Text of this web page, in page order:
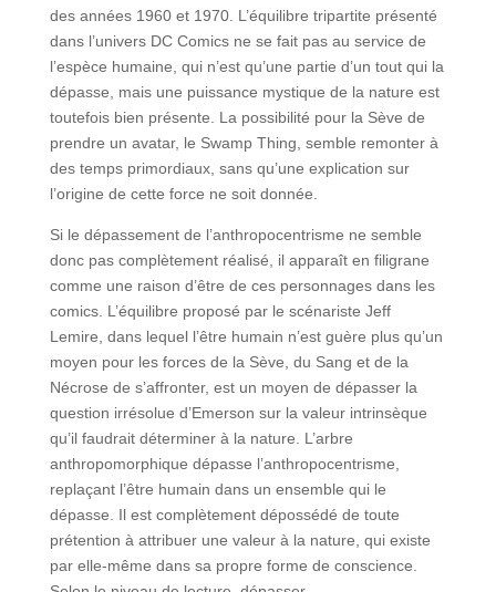
des années 1960 et 1970. L’équilibre tripartite présenté
dans l’univers DC Comics ne se fait pas au service de
l’espèce humaine, qui n’est qu’une partie d’un tout qui la
dépasse, mais une puissance mystique de la nature est
toutefois bien présente. La possibilité pour la Sève de
prendre un avatar, le Swamp Thing, semble remonter à
des temps primordiaux, sans qu’une explication sur
l’origine de cette force ne soit donnée.
Si le dépassement de l’anthropocentrisme ne semble
donc pas complètement réalisé, il apparaît en filigrane
comme une raison d’être de ces personnages dans les
comics. L’équilibre proposé par le scénariste Jeff
Lemire, dans lequel l’être humain n’est guère plus qu’un
moyen pour les forces de la Sève, du Sang et de la
Nécrose de s’affronter, est un moyen de dépasser la
question irrésolue d’Emerson sur la valeur intrinsèque
qu’il faudrait déterminer à la nature. L’arbre
anthropomorphique dépasse l’anthropocentrisme,
replaçant l’être humain dans un ensemble qui le
dépasse. Il est complètement dépossédé de toute
prétention à attribuer une valeur à la nature, qui existe
par elle-même dans sa propre forme de conscience.